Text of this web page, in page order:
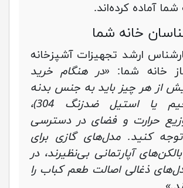
آماده کرده‌اند.
خانه شما
ارشد تجهیزات آشپزخانه
خانه شما: «در هنگام خرید
بیش از هر چیز باید به جنس بدنه
(چدن ضخیم یا استیل ضدزنگ 304)،
حرارت و فضای در دسترسی
کنید. مدل‌های گازی برای
آپارتمانی بی‌نظیرند، در
ذغالی اصالت طعم کباب را